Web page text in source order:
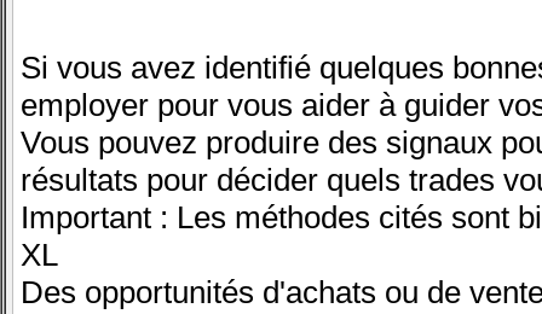
Si vous avez identifié quelques
employer pour vous aider à guider
Vous pouvez produire des signaux
résultats pour décider quels trades
Important : Les méthodes cités sont
XL
Des opportunités d'achats ou de